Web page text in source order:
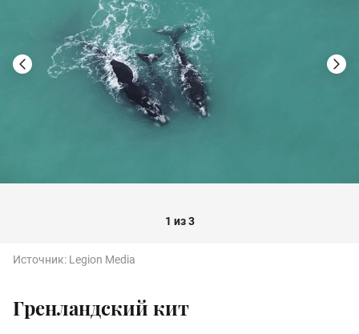
1 из 3
Источник: Legion Media
Гренландский кит